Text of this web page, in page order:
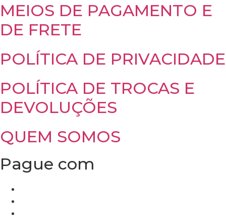
MEIOS DE PAGAMENTO E
DE FRETE
POLÍTICA DE PRIVACIDADE
POLÍTICA DE TROCAS E
DEVOLUÇÕES
QUEM SOMOS
Pague com